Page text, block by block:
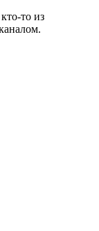
то из